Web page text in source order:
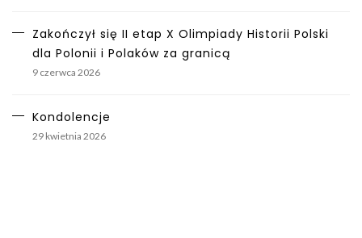
Zakończył się II etap X Olimpiady Historii Polski
dla Polonii i Polaków za granicą
9 czerwca 2026
Kondolencje
29 kwietnia 2026